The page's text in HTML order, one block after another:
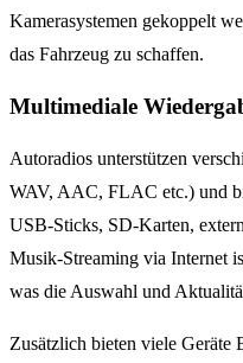
Kamerasystemen gekoppelt
das Fahrzeug zu schaffen.
Multimediale
Autoradios unterstützen
WAV, AAC, FLAC etc.) und
USB-Sticks, SD-Karten,
Musik-Streaming via Internet
was die Auswahl und
Zusätzlich bieten viele Geräte